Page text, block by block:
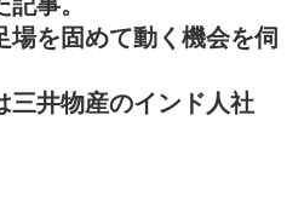
場を固めて動く機会を伺
三井物産のインド人社